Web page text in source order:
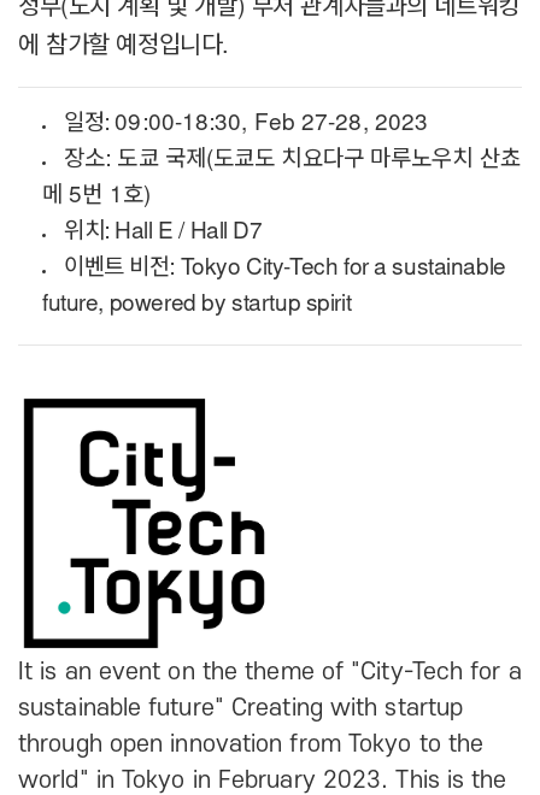
정부(도시 계획 및 개발) 부처 관계자들과의 네트워킹
에 참가할 예정입니다.
일정:09:00-18:30, Feb 27-28, 2023
장소: 도쿄 국제(도쿄도 치요다구 마루노우치 산쵸
메 5번 1호)
위치: Hall E / Hall D7
이벤트 비전: Tokyo City-Tech for a sustainable
future, powered by startup spirit
It is an event on the theme of "City-Tech for a
sustainable future" Creating with startup
through open innovation from Tokyo to the
world" in Tokyo in February 2023. This is the